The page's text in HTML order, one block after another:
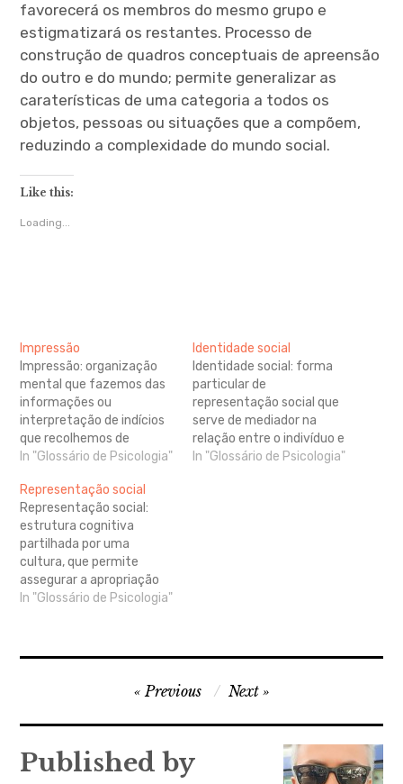
favorecerá os membros do mesmo grupo e
estigmatizará os restantes. Processo de
construção de quadros conceptuais de apreensão
do outro e do mundo; permite generalizar as
caraterísticas de uma categoria a todos os
objetos, pessoas ou situações que a compõem,
reduzindo a complexidade do mundo social.
Like this:
Loading...
Impressão
Impressão: organização
mental que fazemos das
informações ou
interpretação de indícios
que recolhemos de
alguém, de modo a
lo numa determinada
categoria que faça
sentido para nós. Forma-
se pela interpretação de
indícios físicos -
características corporais
que podem remeter para
…
In "Glossário de Psicologia"
Identidade social
Identidade social: forma
particular de
representação social que
serve de mediador na
relação entre o indivíduo e
o mundo social. Refere-se
In "Glossário de Psicologia"
Representação social
Representação social:
estrutura cognitiva
partilhada por uma
cultura, que permite
assegurar a apropriação
do mundo e guiar a ação.
consistem em
coletivamente
In "Glossário de Psicologia"
Navegação
de
artigos
Previous Next
Published by